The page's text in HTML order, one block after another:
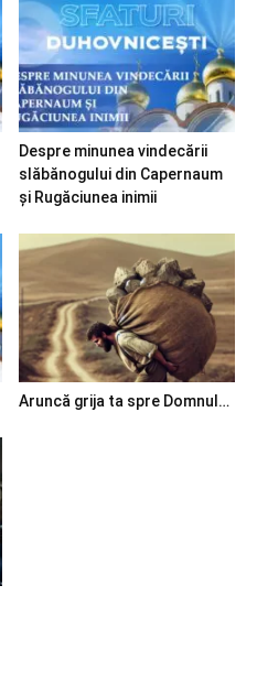
Despre minunea vindecării
slăbănogului din Capernaum
și Rugăciunea inimii
Aruncă grija ta spre Domnul…